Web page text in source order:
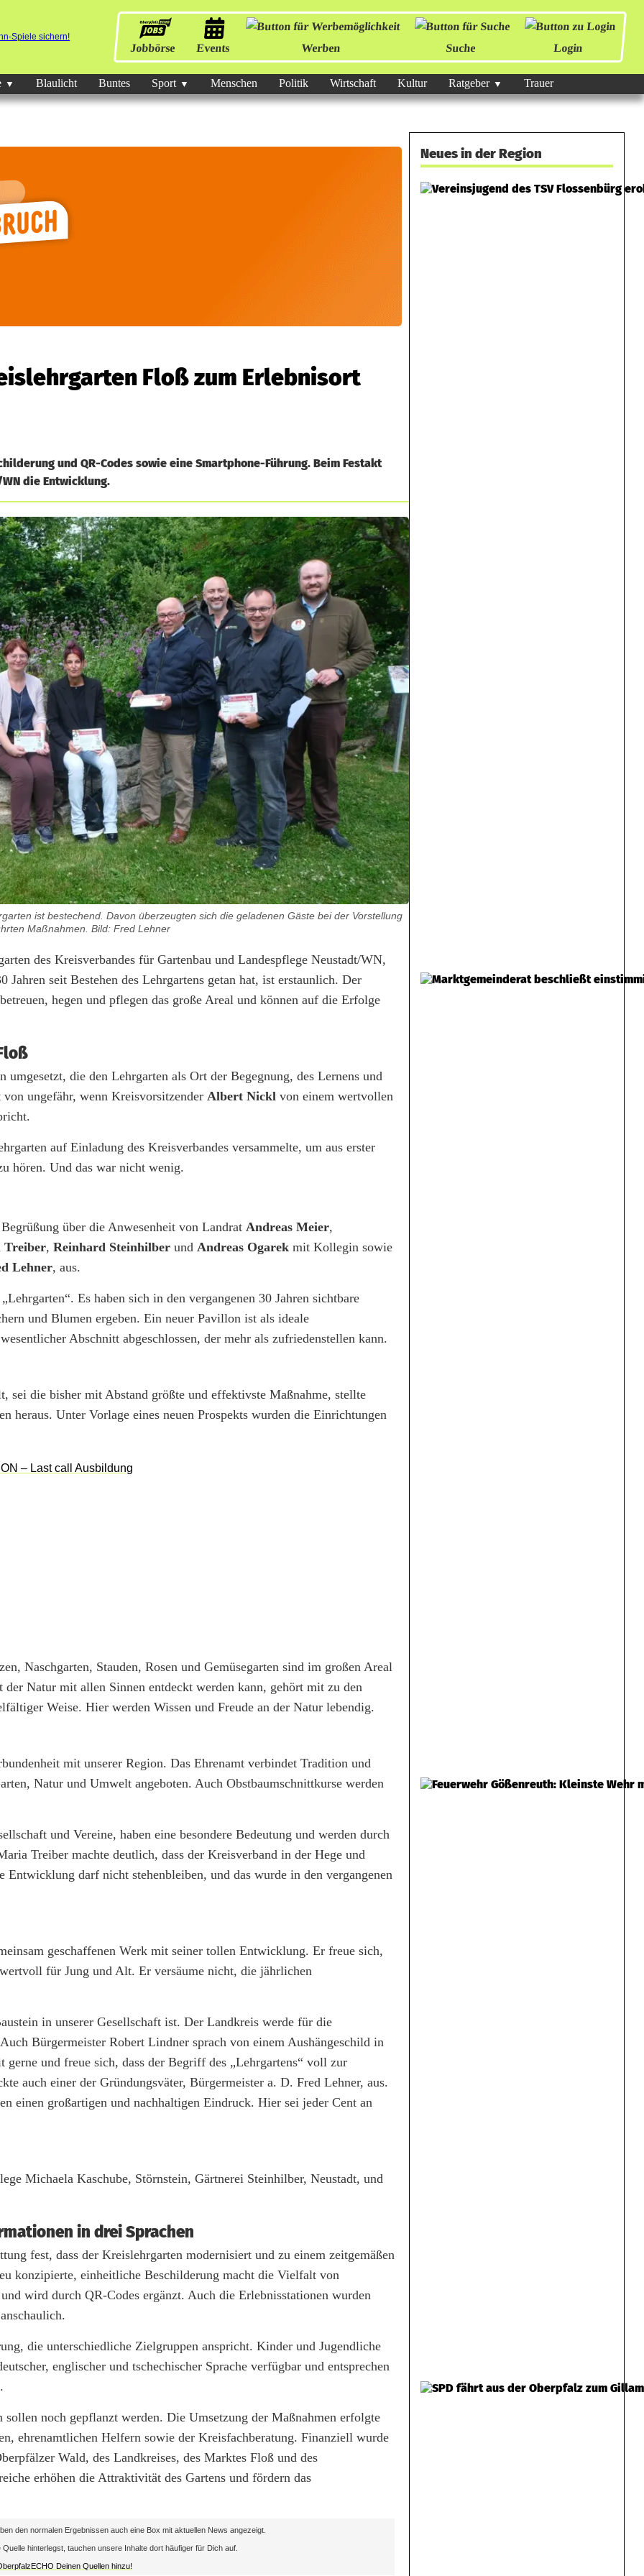
Jobbörse Events Werben Suche Login
Blaulicht Buntes Sport Menschen Politik Wirtschaft Kultur Ratgeber Trauer
Floß zum Erlebnisort
und QR-Codes sowie eine Smartphone-Führung. Beim Festakt
die Entwicklung.
ist bestechend. Davon überzeugten sich die geladenen Gäste bei der Vorstellung
Maßnahmen. Bild: Fred Lehner
des Kreisverbandes für Gartenbau und Landespflege Neustadt/WN,
seit Bestehen des Lehrgartens getan hat, ist erstaunlich. Der
hegen und pflegen das große Areal und können auf die Erfolge
umgesetzt, die den Lehrgarten als Ort der Begegnung, des Lernens und
ungefähr, wenn Kreisvorsitzender Albert Nickl von einem wertvollen
auf Einladung des Kreisverbandes versammelte, um aus erster
hören. Und das war nicht wenig.
über die Anwesenheit von Landrat Andreas Meier,
Treiber, Reinhard Steinhilber und Andreas Ogarek mit Kollegin sowie
Lehner, aus.
Es haben sich in den vergangenen 30 Jahren sichtbare
und Blumen ergeben. Ein neuer Pavillon ist als ideale
Abschnitt abgeschlossen, der mehr als zufriedenstellen kann.
sei die bisher mit Abstand größte und effektivste Maßnahme, stellte
heraus. Unter Vorlage eines neuen Prospekts wurden die Einrichtungen
Naschgarten, Stauden, Rosen und Gemüsegarten sind im großen Areal
Natur mit allen Sinnen entdeckt werden kann, gehört mit zu den
Weise. Hier werden Wissen und Freude an der Natur lebendig.
mit unserer Region. Das Ehrenamt verbindet Tradition und
Natur und Umwelt angeboten. Auch Obstbaumschnittkurse werden
und Vereine, haben eine besondere Bedeutung und werden durch
Treiber machte deutlich, dass der Kreisverband in der Hege und
darf nicht stehenbleiben, und das wurde in den vergangenen
geschaffenen Werk mit seiner tollen Entwicklung. Er freue sich,
für Jung und Alt. Er versäume nicht, die jährlichen
in unserer Gesellschaft ist. Der Landkreis werde für die
Bürgermeister Robert Lindner sprach von einem Aushängeschild in
und freue sich, dass der Begriff des „Lehrgartens“ voll zur
auch einer der Gründungsväter, Bürgermeister a. D. Fred Lehner, aus.
einen großartigen und nachhaltigen Eindruck. Hier sei jeder Cent an
Michaela Kaschube, Störnstein, Gärtnerei Steinhilber, Neustadt, und
in drei Sprachen
fest, dass der Kreislehrgarten modernisiert und zu einem zeitgemäßen
konzipierte, einheitliche Beschilderung macht die Vielfalt von
wird durch QR-Codes ergänzt. Auch die Erlebnisstationen wurden
die unterschiedliche Zielgruppen anspricht. Kinder und Jugendliche
englischer und tschechischer Sprache verfügbar und entsprechen
noch gepflanzt werden. Die Umsetzung der Maßnahmen erfolgte
ehrenamtlichen Helfern sowie der Kreisfachberatung. Finanziell wurde
Wald, des Landkreises, des Marktes Floß und des
erhöhen die Attraktivität des Gartens und fördern das
den normalen Ergebnissen auch eine Box mit aktuellen News angezeigt.
hinterlegst, tauchen unsere Inhalte dort häufiger für Dich auf.
Deinen Quellen hinzu!
Neues in der Region